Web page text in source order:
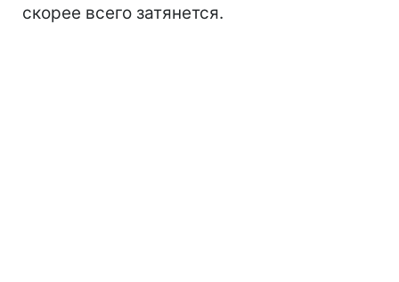
скорее всего затянется.